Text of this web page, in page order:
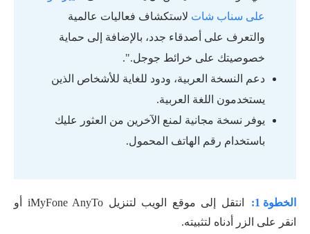
على سناب شات لاستكشاف فعاليات عالمية
والتعرف على أصدقاء جدد، بالإضافة إلى حماية
خصوصيتك على خرائط جوجل.".
دعم النسخة العربية، ودود للغاية للأشخاص الذين
يستخدمون اللغة العربية.
يوفر نسخة مجانية لمنع الآخرين من العثور عليك
باستخدام رقم الهاتف المحمول.
الخطوة 1:
انتقل إلى موقع الويب لتنزيل iMyFone AnyTo أو
انقر على الزر أدناه لتثبيته.